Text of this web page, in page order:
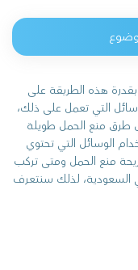
هذه الطريقة على
التي تعمل على ذلك،
طرق منع الحمل طويلة
الوسائل التي تحتوي
منع الحمل ومتى تركب
، لذلك سنتعرف